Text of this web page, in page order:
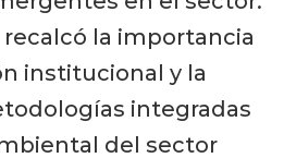
la importancia
institucional y la
integradas
del sector